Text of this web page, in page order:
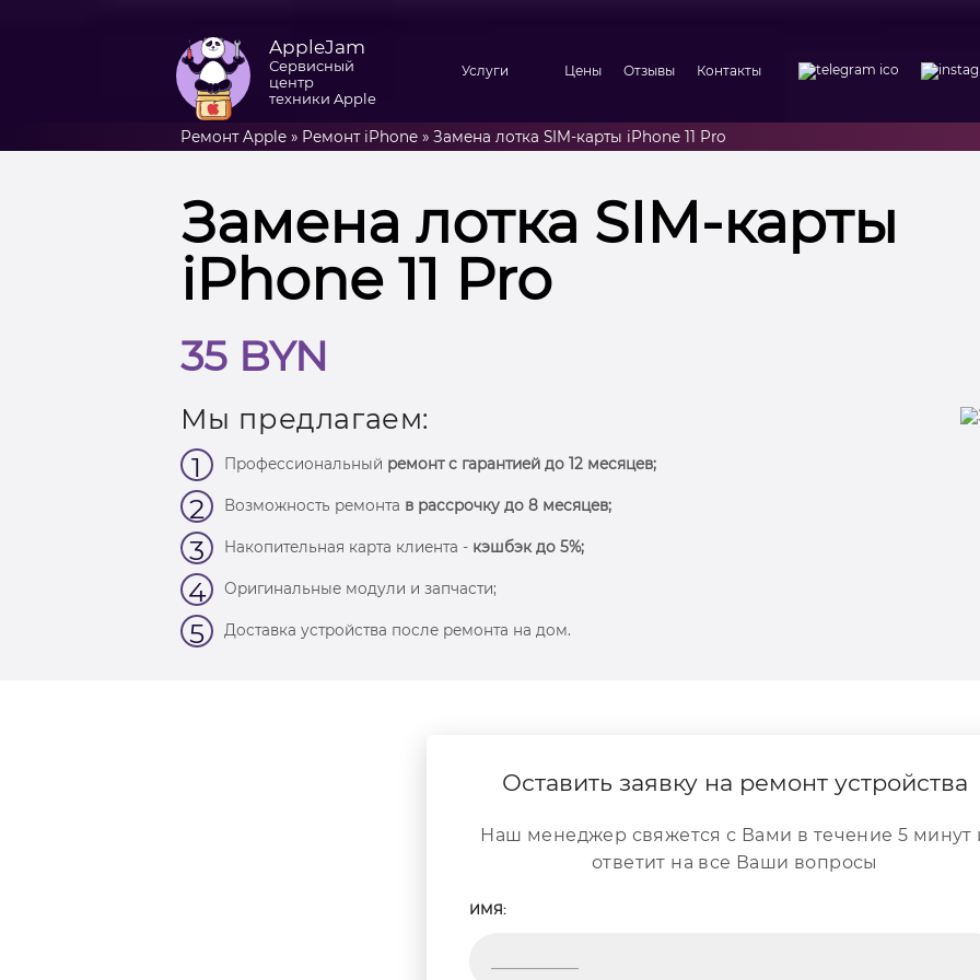
AppleJam
Сервисный
центр
техники Apple
Услуги Цены Отзывы Контакты
Ремонт Apple» Ремонт iPhone» Замена лотка SIM-карты iPhone 11 Pro
Замена лотка SIM-карты
iPhone 11 Pro
35 BYN
Мы предлагаем:
1 Профессиональный ремонт с гарантией до 12 месяцев;
2 Возможность ремонта в рассрочку до 8 месяцев;
3 Накопительная карта клиента - кэшбэк до 5%;
4 Оригинальные модули и запчасти;
5 Доставка устройства после ремонта на дом.
Оставить заявку на ремонт устройства
Наш менеджер свяжется с Вами в течение 5 минут
ответит на все Ваши вопросы
ИМЯ: